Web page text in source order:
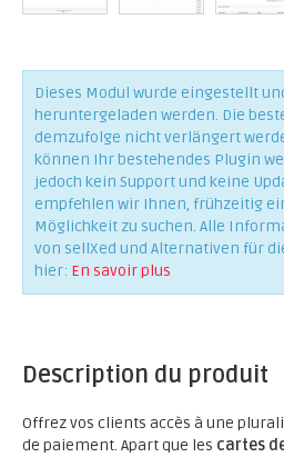
Dieses Modul wurde eingestellt
heruntergeladen werden. Die
demzufolge nicht verlängert
können Ihr bestehendes Plugin
jedoch kein Support und keine
empfehlen wir Ihnen, frühzeitig
Möglichkeit zu suchen. Alle
von sellXed und Alternativen für
hier: En savoir plus
Description du produit
Offrez vos clients accès à une
de paiement. Apart que les cartes